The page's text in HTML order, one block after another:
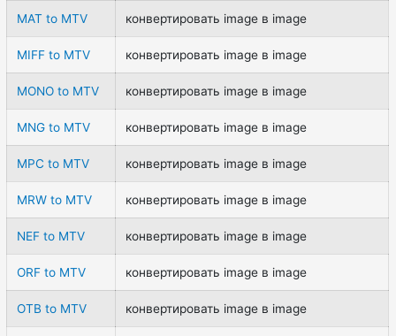
MAT to MTV конвертировать image в image
MIFF to MTV конвертировать image в image
MONO to MTV конвертировать image в image
MNG to MTV конвертировать image в image
MPC to MTV конвертировать image в image
MRW to MTV конвертировать image в image
NEF to MTV конвертировать image в image
ORF to MTV конвертировать image в image
OTB to MTV конвертировать image в image